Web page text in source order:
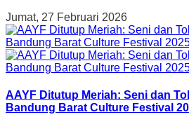
Jumat, 27 Februari 2026
AAYF Ditutup Meriah: Seni dan
Bandung Barat Culture Festival